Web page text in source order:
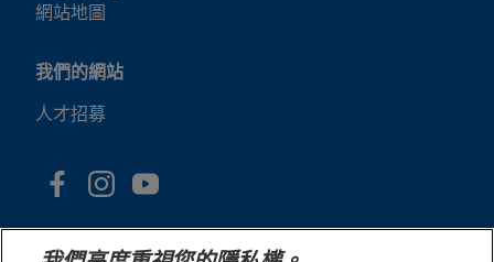
網站地圖
我們的網站
人才招募